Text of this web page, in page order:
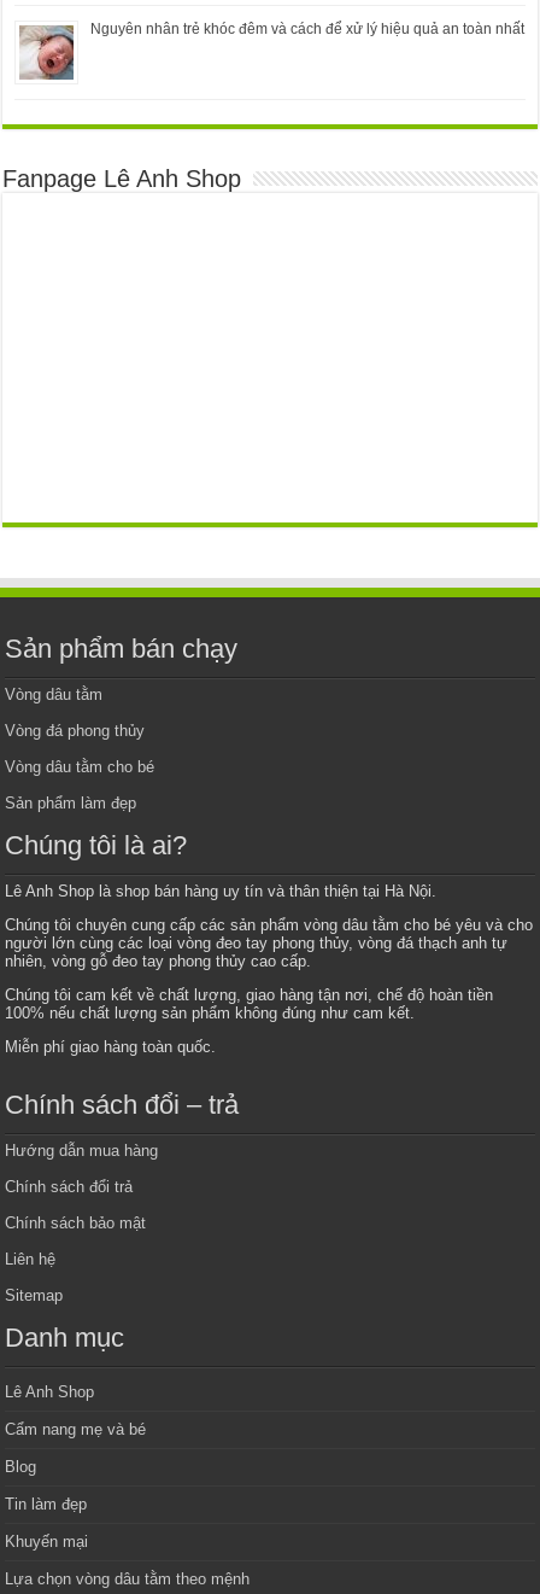
Nguyên nhân trẻ khóc đêm và cách để xử lý hiệu quả an toàn nhất
Fanpage Lê Anh Shop
Sản phẩm bán chạy
Vòng dâu tằm
Vòng đá phong thủy
Vòng dâu tằm cho bé
Sản phẩm làm đẹp
Chúng tôi là ai?
Lê Anh Shop là shop bán hàng uy tín và thân thiện tại Hà Nội.
Chúng tôi chuyên cung cấp các sản phẩm vòng dâu tằm cho bé yêu và cho
người lớn cùng các loại vòng đeo tay phong thủy, vòng đá thạch anh tự
nhiên, vòng gỗ đeo tay phong thủy cao cấp.
Chúng tôi cam kết về chất lượng, giao hàng tận nơi, chế độ hoàn tiền
100% nếu chất lượng sản phẩm không đúng như cam kết.
Miễn phí giao hàng toàn quốc.
Chính sách đổi – trả
Hướng dẫn mua hàng
Chính sách đổi trả
Chính sách bảo mật
Liên hệ
Sitemap
Danh mục
Lê Anh Shop
Cẩm nang mẹ và bé
Blog
Tin làm đẹp
Khuyến mại
Lựa chọn vòng dâu tằm theo mệnh